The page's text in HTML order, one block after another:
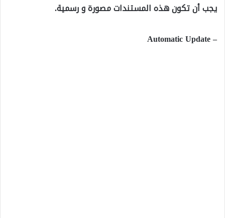
يجب أن تكون هذه المستندات مصورة و رسمية.
– Automatic Update